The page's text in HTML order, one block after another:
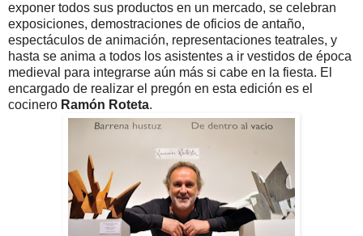
exponer todos sus productos en un mercado, se celebran
exposiciones, demostraciones de oficios de antaño,
espectáculos de animación, representaciones teatrales, y
hasta se anima a todos los asistentes a ir vestidos de época
medieval para integrarse aún más si cabe en la fiesta. El
encargado de realizar el pregón en esta edición es el
cocinero Ramón Roteta.